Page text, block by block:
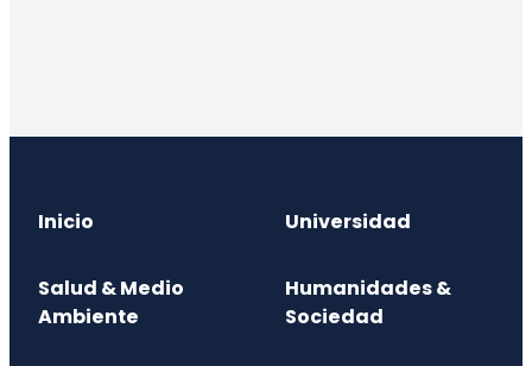
Inicio Universidad
Salud & Medio
Ambiente
Humanidades &
Sociedad